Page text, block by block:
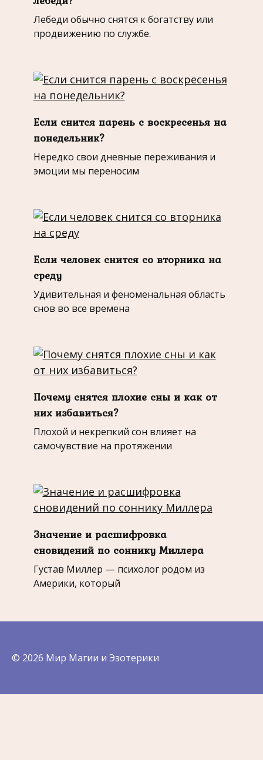
Лебеди обычно снятся к богатству или
продвижению по службе.
Если снится парень с воскресенья на
понедельник?
Нередко свои дневные переживания и
эмоции мы переносим
Если человек снится со вторника на
среду
Удивительная и феноменальная область
снов во все времена
Почему снятся плохие сны и как от
них избавиться?
Плохой и некрепкий сон влияет на
самочувствие на протяжении
Значение и расшифровка
сновидений по соннику Миллера
Густав Миллер — психолог родом из
Америки, который
© 2026 Мир Магии и Эзотерики